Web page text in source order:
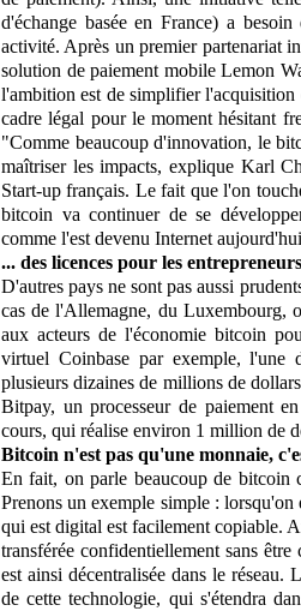
d'échange basée en France) a
activité. Après un premier partenariat
solution de paiement mobileLemon
l'ambition est de simplifier
cadre légal pour le moment hésitant
"Comme beaucoup d'innovation, le
maîtriser les impacts, explique Karl
Start-up français. Le fait que l'on
bitcoin va continuer de se
comme l'est devenu Internet
... des licences pour les
D'autres pays ne sont pas aussi
cas de l'Allemagne, du Luxembourg,
aux acteurs de l'économie bitcoin
virtuel Coinbase par exemple, l'une
plusieurs dizaines de millions de
Bitpay, un processeur de paiement
cours, qui réalise environ 1 million de
Bitcoin n'est pas qu'une monnaie,
En fait, on parle beaucoup de bitcoin
Prenons un exemple simple :
qui est digital est facilement copiable.
transférée confidentiellement sans
est ainsi décentralisée dans le réseau.
de cette technologie, qui s'étendra